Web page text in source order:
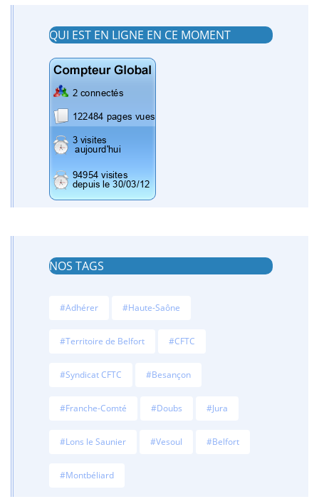
QUI EST EN LIGNE EN CE MOMENT
NOS TAGS
#Adhérer #Haute-Saône
#Territoire de Belfort #CFTC
#Syndicat CFTC #Besançon
#Franche-Comté #Doubs #Jura
#Lons le Saunier #Vesoul #Belfort
#Montbéliard